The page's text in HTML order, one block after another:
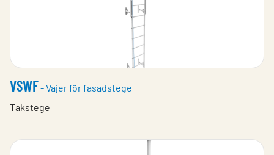
VSWF- Vajer för fasadstege
Takstege